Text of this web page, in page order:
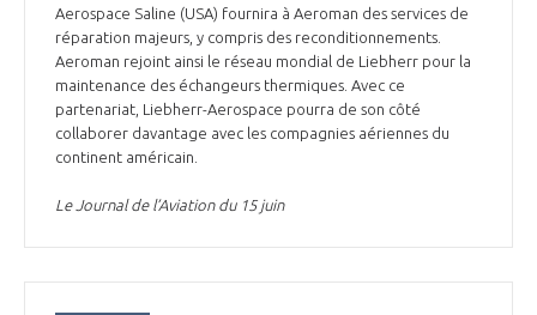
Aerospace Saline (USA) fournira à Aeroman des services de
réparation majeurs, y compris des reconditionnements.
Aeroman rejoint ainsi le réseau mondial de Liebherr pour la
maintenance des échangeurs thermiques. Avec ce
partenariat, Liebherr-Aerospace pourra de son côté
collaborer davantage avec les compagnies aériennes du
continent américain.
Le Journal de l’Aviation du 15 juin